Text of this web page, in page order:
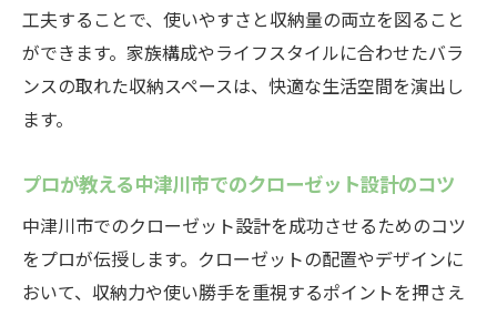
工夫することで、使いやすさと収納量の両立を図ること
ができます。家族構成やライフスタイルに合わせたバラ
ンスの取れた収納スペースは、快適な生活空間を演出し
ます。
プロが教える中津川市でのクローゼット設計のコツ
中津川市でのクローゼット設計を成功させるためのコツ
をプロが伝授します。クローゼットの配置やデザインに
おいて、収納力や使い勝手を重視するポイントを押さえ